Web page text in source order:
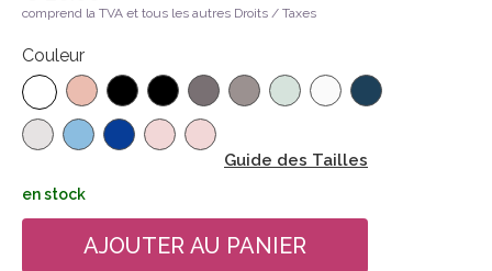
comprend la TVA et tous les autres Droits / Taxes
Couleur
Guide des Tailles
en stock